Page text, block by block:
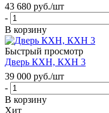
43 680 руб./шт
-
В корзину
Быстрый просмотр
Дверь КХН, КХН 3
39 000 руб./шт
-
В корзину
Хит